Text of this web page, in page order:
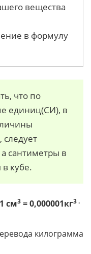
вещества
в формулу
что по
единиц(СИ), в
сантиметры в
кубе.
см3 = 0,000001кг3 .
килограмма